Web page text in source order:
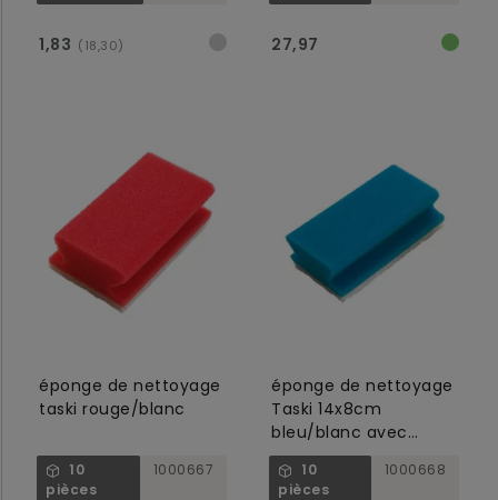
1,83 (18,30) 27,97
éponge de nettoyage
taski rouge/blanc
10
pièces
1000667
éponge de nettoyage
Taski 14x8cm
bleu/blanc avec
poignée
10
pièces
1000668